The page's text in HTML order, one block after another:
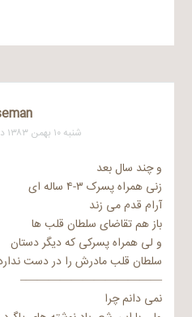
شنبه ۱۰ بهمن ۱۳۸۳ در ۹:۱۶ بعد از ظهر
و چند سال بعد
زنی همراه پسرک ۳-۴ ساله ای
آرام قدم می زند
باز هم تقاضای سلطان قلب ها
و لی همراه پسرکی که دیگر دستان
سلطان قلب مادرش را در دست
————————————–
نمی دانم چرا